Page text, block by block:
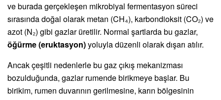
ve burada gerçekleşen mikrobiyal fermentasyon süreci
sırasında doğal olarak metan (CH₄), karbondioksit (CO₂) ve
azot (N₂) gibi gazlar üretilir. Normal şartlarda bu gazlar,
öğürme (eruktasyon)yoluyla düzenli olarak dışarı atılır.
Ancak çeşitli nedenlerle bu gaz çıkış mekanizması
bozulduğunda, gazlar rumende birikmeye başlar. Bu
birikim, rumen duvarının gerilmesine, karın bölgesinin